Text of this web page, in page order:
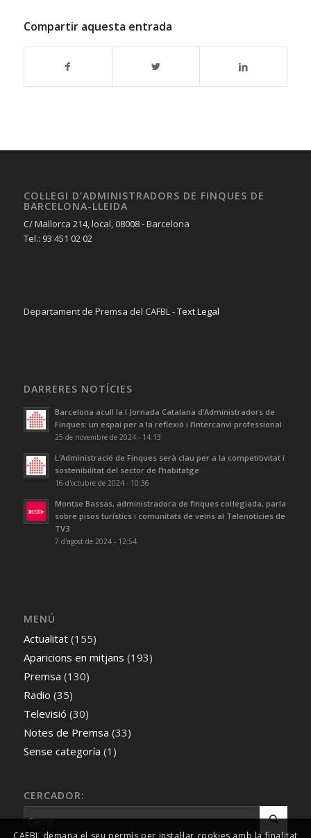
Compartir aquesta entrada
COL·LEGI D’ADMINISTRADORS DE FINQUES DE
BARCELONA-LLEIDA
C/ Mallorca 214, local, 08008 - Barcelona
Tel.: 93 451 02 02
Departament de Premsa del CAFBL -Text Legal
DARRERES NOTÍCIES
Barcelona acull la I Jornada Catalana d’Administradors de
Finques: un espai per a la reflexió i l’intercanvi professional
25 de novembre de 2024 - 14:13
L’Administració de Finques serà clau per a la competitivitat i
sostenibilitat del sector de l’habitatge
16 d'octubre de 2024 - 10:36
Montse Bassas, administradora de finques col·legiada, parla
sobre pisos turístics i comunitats de veïns al Telenotícies de
TV3
7 d'agost de 2024 - 12:54
MENÚ
Actualitat(155)
Aparicions en mitjans (193)
Premsa (130)
Radio (35)
Televisió (30)
Notes de Premsa (33)
Sense categoría (1)
CERCADOR: